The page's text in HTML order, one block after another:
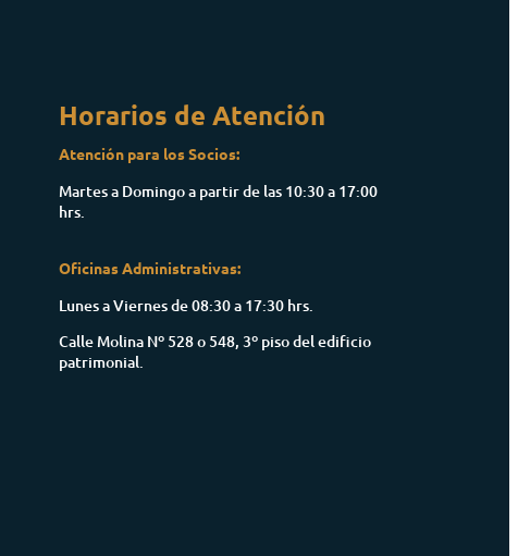
Horarios de Atención
Atención para los Socios:
Martes a Domingo a partir de las 10:30 a 17:00
hrs.
Oficinas Administrativas:
Lunes a Viernes de 08:30 a 17:30 hrs.
Calle Molina Nº 528 o 548, 3º piso del edificio
patrimonial.